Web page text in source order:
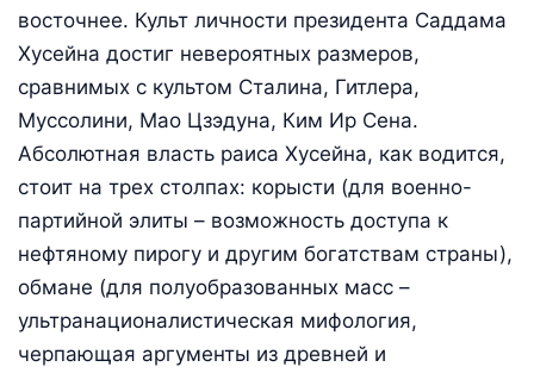
восточнее. Культ личности президента Саддама
Хусейна достиг невероятных размеров,
сравнимых с культом Сталина, Гитлера,
Муссолини, Мао Цзэдуна, Ким Ир Сена.
Абсолютная власть раиса Хусейна, как водится,
стоит на трех столпах: корысти (для военно-
партийной элиты – возможность доступа к
нефтяному пирогу и другим богатствам страны),
обмане (для полуобразованных масс –
ультранационалистическая мифология,
черпающая аргументы из древней и